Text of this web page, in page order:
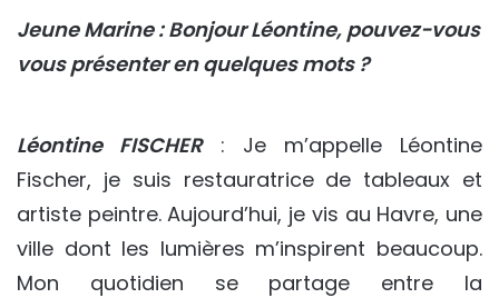
Jeune Marine : Bonjour Léontine, pouvez-vous
vous présenter en quelques mots ?
Léontine FISCHER: Je m’appelle Léontine
Fischer, je suis restauratrice de tableaux et
artiste peintre. Aujourd’hui, je vis au Havre, une
ville dont les lumières m’inspirent beaucoup.
Mon quotidien se partage entre la